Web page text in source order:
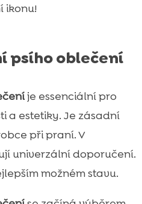
ikonu!
psího oblečení
je essenciální pro
a estetiky. Je zásadní
při praní. V
univerzální doporučení.
možném stavu.